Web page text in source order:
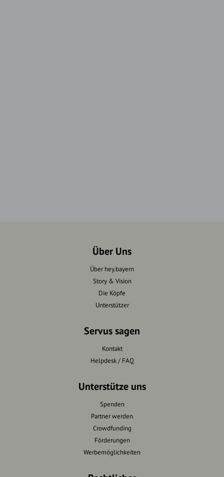
Über Uns
Über hey.bayern
Story & Vision
Die Köpfe
Unterstützer
Servus sagen
Kontakt
Helpdesk / FAQ
Unterstütze uns
Spenden
Partner werden
Crowdfunding
Förderungen
Werbemöglichkeiten